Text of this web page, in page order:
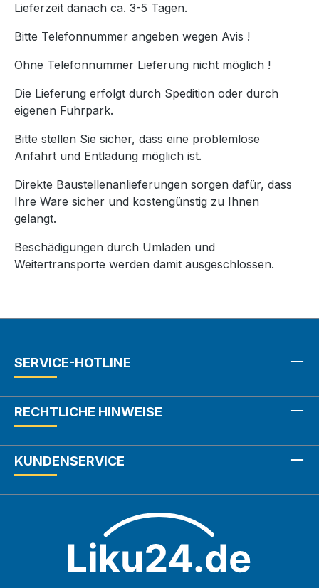
Lieferzeit danach ca. 3-5 Tagen.
Bitte Telefonnummer angeben wegen Avis !
Ohne Telefonnummer Lieferung nicht möglich !
Die Lieferung erfolgt durch Spedition oder durch
eigenen Fuhrpark.
Bitte stellen Sie sicher, dass eine problemlose
Anfahrt und Entladung möglich ist.
Direkte Baustellenanlieferungen sorgen dafür, dass
Ihre Ware sicher und kostengünstig zu Ihnen
gelangt.
Beschädigungen durch Umladen und
Weitertransporte werden damit ausgeschlossen.
SERVICE-HOTLINE
RECHTLICHE HINWEISE
KUNDENSERVICE